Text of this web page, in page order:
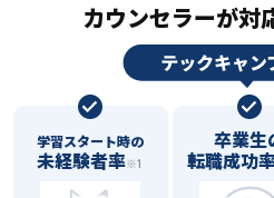
カウンセラーが対
学習スタート時の
未経験者率※1
卒業生
転職成功